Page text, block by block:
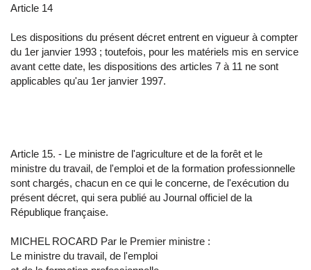
Article 14
Les dispositions du présent décret entrent en vigueur à compter
du 1er janvier 1993 ; toutefois, pour les matériels mis en service
avant cette date, les dispositions des articles 7 à 11 ne sont
applicables qu'au 1er janvier 1997.
Article 15. - Le ministre de l'agriculture et de la forêt et le
ministre du travail, de l'emploi et de la formation professionnelle
sont chargés, chacun en ce qui le concerne, de l'exécution du
présent décret, qui sera publié au Journal officiel de la
République française.
MICHEL ROCARD Par le Premier ministre :
Le ministre du travail, de l'emploi